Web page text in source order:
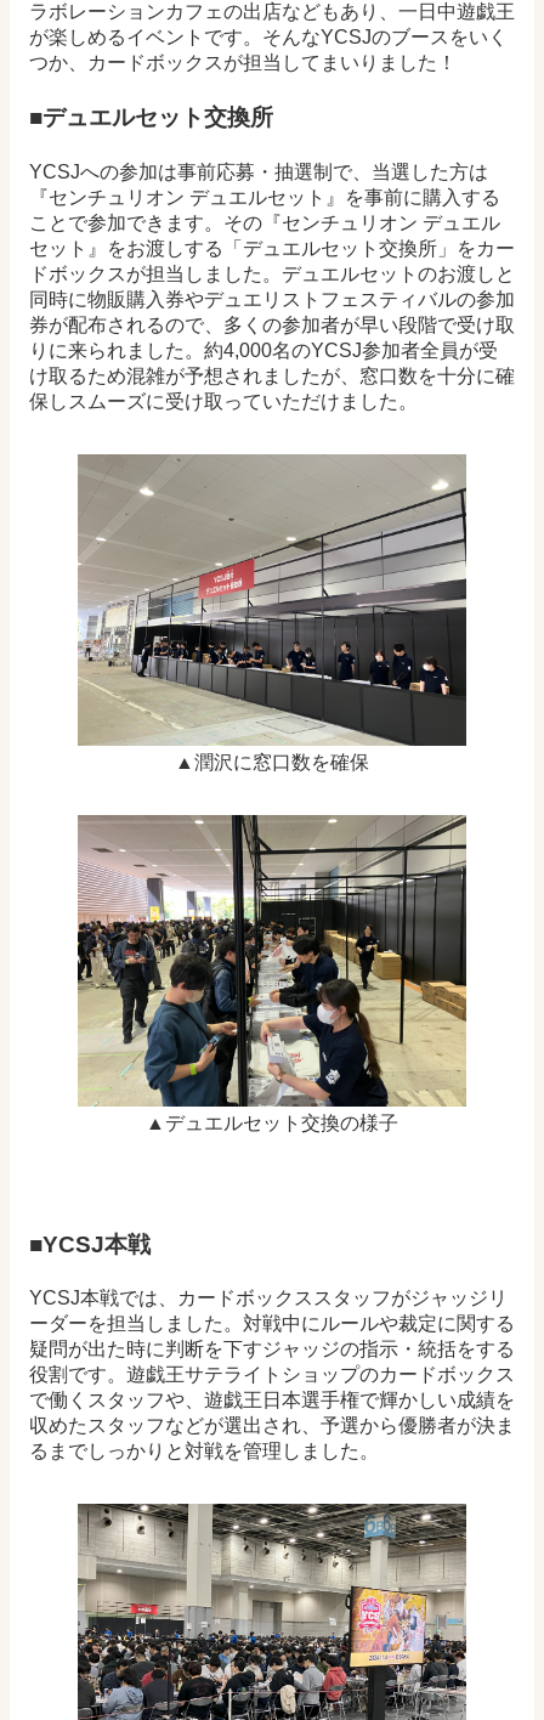
ラボレーションカフェの出店などもあり、一日中遊戯王
が楽しめるイベントです。そんなYCSJのブースをいく
つか、カードボックスが担当してまいりました！
■デュエルセット交換所
YCSJへの参加は事前応募・抽選制で、当選した方は
『センチュリオン デュエルセット』を事前に購入する
ことで参加できます。その『センチュリオン デュエル
セット』をお渡しする「デュエルセット交換所」をカー
ドボックスが担当しました。デュエルセットのお渡しと
同時に物販購入券やデュエリストフェスティバルの参加
券が配布されるので、多くの参加者が早い段階で受け取
りに来られました。約4,000名のYCSJ参加者全員が受
け取るため混雑が予想されましたが、窓口数を十分に確
保しスムーズに受け取っていただけました。
▲潤沢に窓口数を確保
▲デュエルセット交換の様子
■YCSJ本戦
YCSJ本戦では、カードボックススタッフがジャッジリ
ーダーを担当しました。対戦中にルールや裁定に関する
疑問が出た時に判断を下すジャッジの指示・統括をする
役割です。遊戯王サテライトショップのカードボックス
で働くスタッフや、遊戯王日本選手権で輝かしい成績を
収めたスタッフなどが選出され、予選から優勝者が決ま
るまでしっかりと対戦を管理しました。